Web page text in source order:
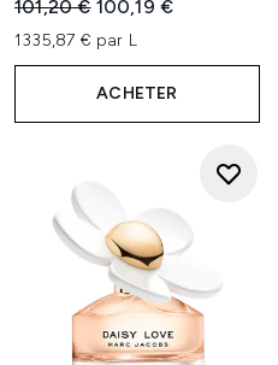
Prix de vente :
101,20 € Prix ​​actuel :
100,19 €
1335,87 € par L
ACHETER